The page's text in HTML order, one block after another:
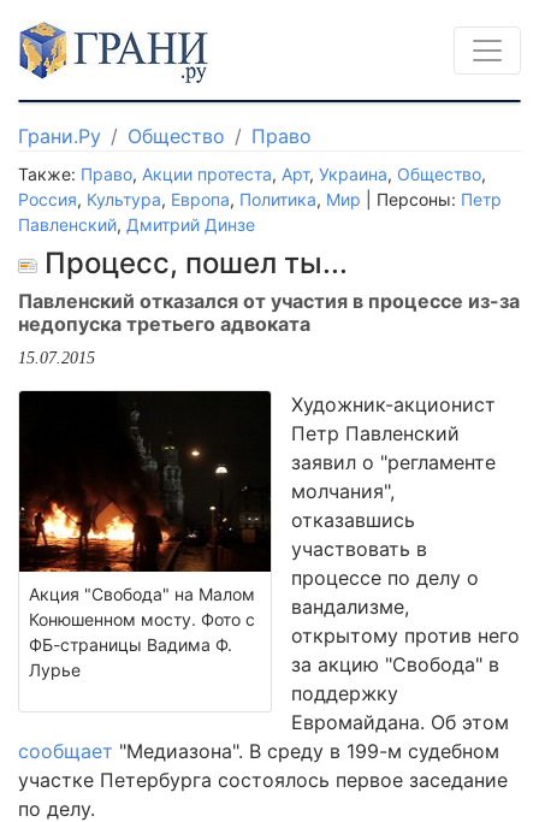
Грани.Ру Общество Право
Также: Право, Акции протеста, Арт, Украина, Общество,
Россия, Культура, Европа, Политика, Мир | Персоны: Петр
Павленский, Дмитрий Динзе
Процесс, пошел ты...
Павленский отказался от участия в процессе из-за
недопуска третьего адвоката
15.07.2015
Акция "Свобода" на Малом
Конюшенном мосту. Фото с
ФБ-страницы Вадима Ф.
Лурье
Художник-акционист
Петр Павленский
заявил о "регламенте
молчания",
отказавшись
участвовать в
процессе по делу о
вандализме,
открытому против него
за акцию "Свобода" в
поддержку
Евромайдана. Об этом
сообщает "Медиазона". В среду в 199-м судебном
участке Петербурга состоялось первое заседание
по делу.